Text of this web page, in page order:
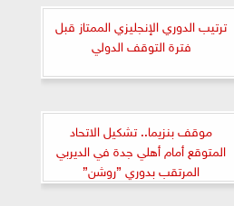
ترتيب الدوري الإنجليزي الممتاز قبل
فترة التوقف الدولي
موقف بنزيما.. تشكيل الاتحاد
المتوقع أمام أهلي جدة في الديربي
المرتقب بدوري ”روشن”